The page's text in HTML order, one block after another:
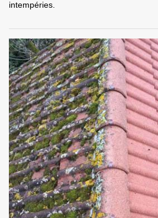
intempéries.